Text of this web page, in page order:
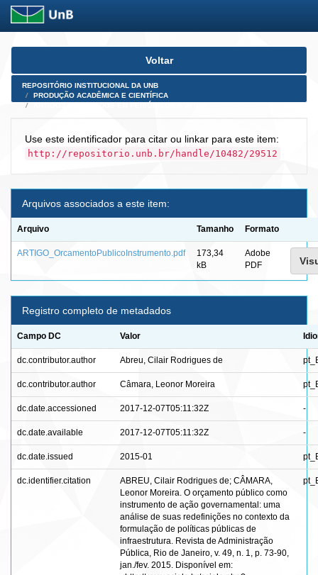
Skip
Voltar
REPOSITÓRIO INSTITUCIONAL DA UNB
PRODUÇÃO ACADÊMICA E CIENTÍFICA
Use este identificador para citar ou linkar para este item:
http://repositorio.unb.br/handle/10482/29512
Arquivos associados a este item:
Arquivo Tamanho Formato
ARTIGO_OrcamentoPublicoInstrumento.pdf
173,34
kB
Adobe
PDF
Registro completo de metadados
Campo DC Valor
dc.contributor.author Abreu, Cilair Rodrigues de
dc.contributor.author Câmara, Leonor Moreira
dc.date.accessioned 2017-12-07T05:11:32Z -
dc.date.available 2017-12-07T05:11:32Z -
dc.date.issued 2015-01
dc.identifier.citation
ABREU, Cilair Rodrigues de; CÂMARA,
Leonor Moreira. O orçamento público como
instrumento de ação governamental: uma
análise de suas redefinições no contexto da
formulação de políticas públicas de
infraestrutura. Revista de Administração
Pública, Rio de Janeiro, v. 49, n. 1, p. 73-90,
jan./fev. 2015. Disponível em: